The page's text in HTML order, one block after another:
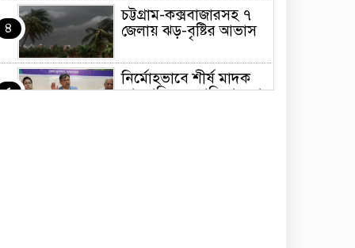
৪
চট্টগ্রাম-কক্সবাজারসহ ৭
জেলায় ঝড়-বৃষ্টির আভাস
৫
নির্মোহভাবে শীর্ষ মাদক
কারবারিদের তালিকা করা